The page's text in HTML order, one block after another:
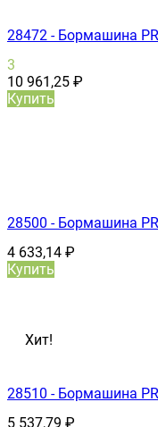
28472 - Бормашина
3
10 961,25 ₽
Купить
28500 - Бормашина
4 633,14 ₽
Купить
Хит!
28510 - Бормашина
5 537,79 ₽